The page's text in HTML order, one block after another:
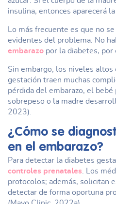
insulina, entonces aparecerá
Lo más frecuente es que no
evidentes del problema. No
embarazo por la diabetes, por
Sin embargo, los niveles altos
gestación traen muchas
pérdida del embarazo, el bebé
sobrepeso o la madre
2023).
¿Cómo se
en el embarazo?
Para detectar la diabetes
controles prenatales . Los
protocolos; además, solicitan
detectar de forma oportuna